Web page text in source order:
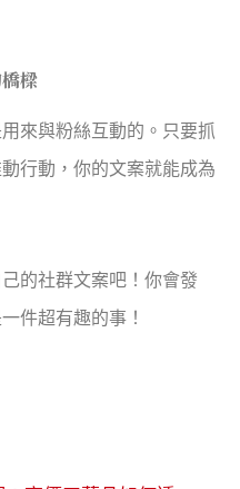
樑
來與粉絲互動的。只要抓
行動，你的文案就能成為
的社群文案吧！你會發
件超有趣的事！